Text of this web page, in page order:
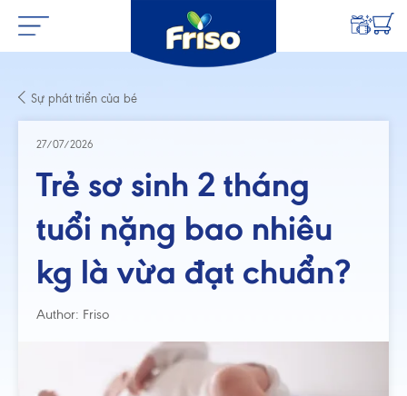
Sự phát triển của bé
27/07/2026
Trẻ sơ sinh 2 tháng
tuổi nặng bao nhiêu
kg là vừa đạt chuẩn?
Author: Friso